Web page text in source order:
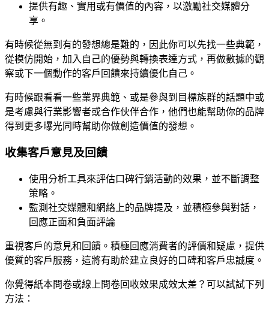
提供有趣、實用或有價值的內容，以激勵社交媒體分
享。
有時候從無到有的發想總是難的，因此你可以先找一些典範，
從模仿開始，加入自己的優勢與轉換表達方式，再做數據的觀
察或下一個動作的客戶回饋來持續優化自己。
有時候跟看看一些業界典範、或是參與到目標族群的話題中或
是考慮與行業影響者或合作伙伴合作，他們也能幫助你的品牌
得到更多曝光同時幫助你做創造價值的發想。
收集客戶意見及回饋
使用分析工具來評估口碑行銷活動的效果，並不斷調整
策略。
監測社交媒體和網絡上的品牌提及，並積極參與對話，
回應正面和負面評論
重視客戶的意見和回饋。積極回應消費者的評價和疑慮，提供
優質的客戶服務，這將有助於建立良好的口碑和客戶忠誠度。
你覺得紙本問卷或線上問卷回收效果成效太差？可以試試下列
方法：